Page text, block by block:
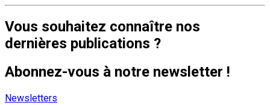
Vous souhaitez connaître nos
dernières publications ?
Abonnez-vous à notre newsletter !
Newsletters